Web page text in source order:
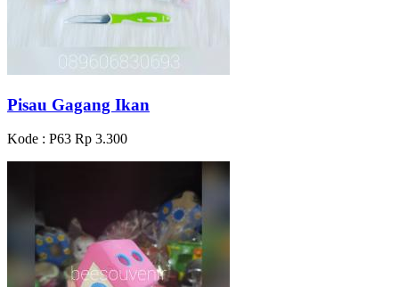
Pisau Gagang Ikan
Kode : P63 Rp 3.300